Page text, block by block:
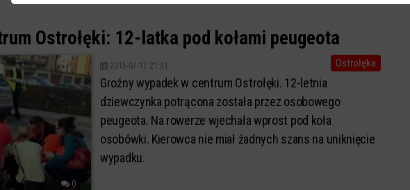
Ostrołęki: 12-latka pod kołami peugeota
0
Ostrołęka
2015-07-17 21:31
Groźny wypadek w centrum Ostrołęki. 12-letnia
dziewczynka potrącona została przez osobowego
peugeota. Na rowerze wjechała wprost pod koła
osobówki. Kierowca nie miał żadnych szans na uniknięcie
wypadku.